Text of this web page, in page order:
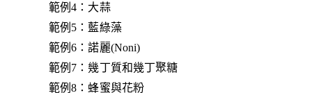
範例4：大蒜
範例5：藍綠藻
範例6：諾麗(Noni)
範例7：幾丁質和幾丁聚糖
範例8：蜂蜜與花粉